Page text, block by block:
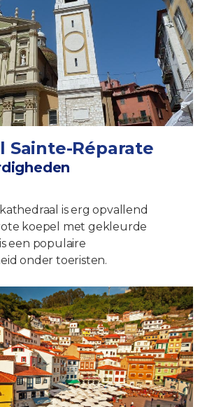
Sainte-Réparate
is erg opvallend
koepel met gekleurde
een populaire
onder toeristen.